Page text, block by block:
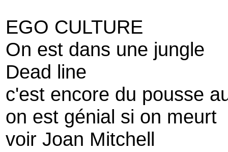
EGO CULTURE
On est dans une jungle
Dead line
c'est encore du pousse
on est génial si on meurt
voir Joan Mitchell